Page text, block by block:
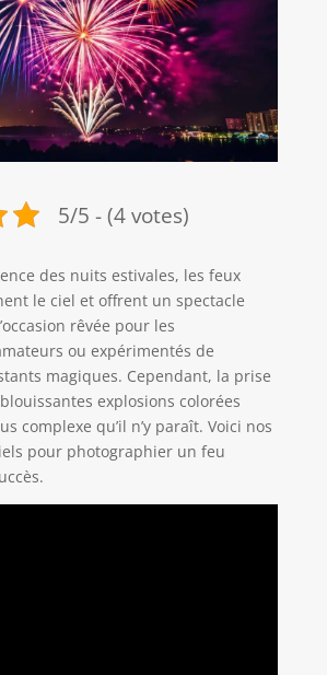
5/5 - (4 votes)
des nuits estivales, les feux
le ciel et offrent un spectacle
rêvée pour les
ou expérimentés de
magiques. Cependant, la prise
explosions colorées
complexe qu’il n’y paraît. Voici nos
pour photographier un feu